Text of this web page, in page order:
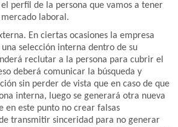
perfil de la persona que vamos a tener
laboral.
En ciertas ocasiones la empresa
selección interna dentro de su
reclutar a la persona para cubrir el
deberá comunicar la búsqueda y
sin perder de vista que en caso de que
interna, luego se generará otra nueva
en este punto no crear falsas
transmitir sinceridad para no generar